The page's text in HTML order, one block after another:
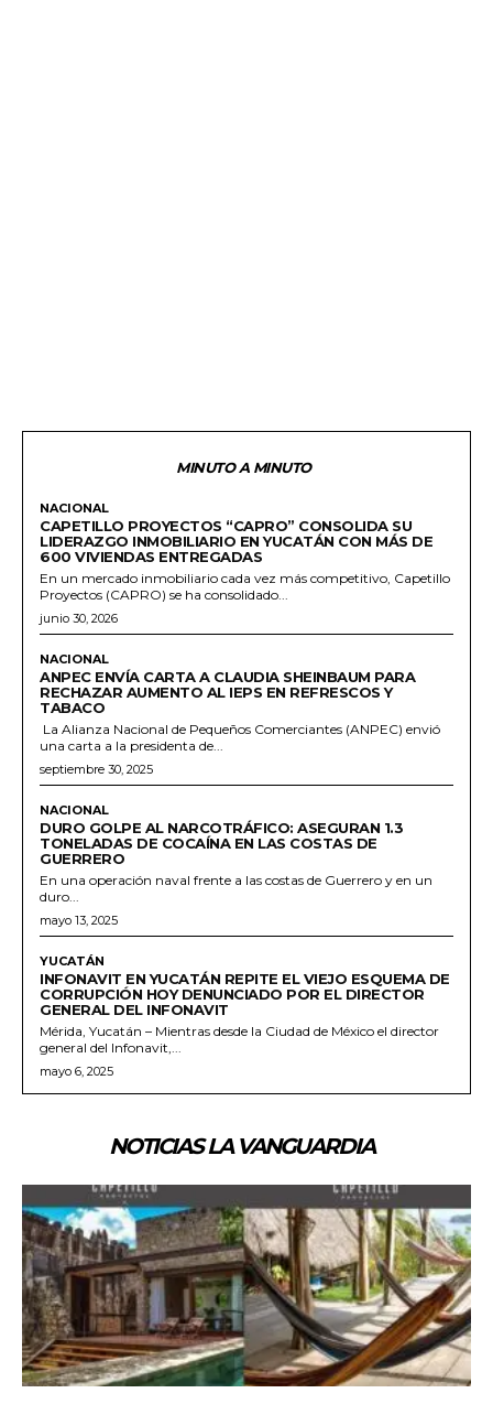
MINUTO A MINUTO
NACIONAL
CAPETILLO PROYECTOS “CAPRO” CONSOLIDA SU
LIDERAZGO INMOBILIARIO EN YUCATÁN CON MÁS DE
600 VIVIENDAS ENTREGADAS
En un mercado inmobiliario cada vez más competitivo, Capetillo
Proyectos (CAPRO) se ha consolidado...
junio 30, 2026
NACIONAL
ANPEC ENVÍA CARTA A CLAUDIA SHEINBAUM PARA
RECHAZAR AUMENTO AL IEPS EN REFRESCOS Y
TABACO
La Alianza Nacional de Pequeños Comerciantes (ANPEC) envió
una carta a la presidenta de...
septiembre 30, 2025
NACIONAL
DURO GOLPE AL NARCOTRÁFICO: ASEGURAN 1.3
TONELADAS DE COCAÍNA EN LAS COSTAS DE
GUERRERO
En una operación naval frente a las costas de Guerrero y en un
duro...
mayo 13, 2025
YUCATÁN
INFONAVIT EN YUCATÁN REPITE EL VIEJO ESQUEMA DE
CORRUPCIÓN HOY DENUNCIADO POR EL DIRECTOR
GENERAL DEL INFONAVIT
Mérida, Yucatán – Mientras desde la Ciudad de México el director
general del Infonavit,...
mayo 6, 2025
NOTICIAS LA VANGUARDIA